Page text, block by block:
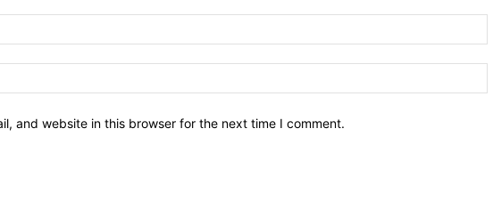
and website in this browser for the next time I comment.